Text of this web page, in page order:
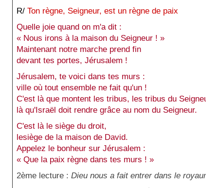
R/ Ton règne, Seigneur, est un règne de paix
Quelle joie quand on m'a dit :
« Nous irons à la maison du Seigneur ! »
Maintenant notre marche prend fin
devant tes portes, Jérusalem !
Jérusalem, te voici dans tes murs :
ville où tout ensemble ne fait qu'un !
C'est là que montent les tribus, les tribus du Seigneur,
là qu'Israël doit rendre grâce au nom du Seigneur.
C'est là le siège du droit,
lesiège de la maison de David.
Appelez le bonheur sur Jérusalem :
« Que la paix règne dans tes murs ! »
2ème lecture : Dieu nous a fait entrer dans le royaume